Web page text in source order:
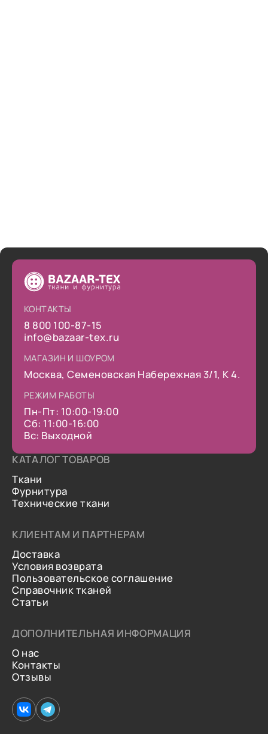
КОНТАКТЫ
8 800 100-87-15
info@bazaar-tex.ru
МАГАЗИН И ШОУРОМ
Москва, Семеновская Набережная 3/1, К 4.
РЕЖИМ РАБОТЫ
Пн-Пт: 10:00-19:00
Сб: 11:00-16:00
Вс: Выходной
КАТАЛОГ ТОВАРОВ
Ткани
Фурнитура
Технические ткани
КЛИЕНТАМ И ПАРТНЕРАМ
Доставка
Условия возврата
Пользовательское соглашение
Справочник тканей
Статьи
ДОПОЛНИТЕЛЬНАЯ ИНФОРМАЦИЯ
О нас
Контакты
Отзывы